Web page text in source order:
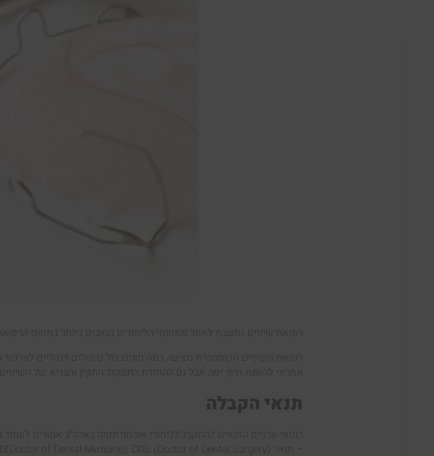
רפואת שיניים נחשבת לאחד מתחומי הלימודים הטובים ביותר בתחום
רפואת השיניים הקוסמטית מציעה כמה סוגים של טיפולים דנטליים לשיפור
אחראי להשגת חיוך יפה אבל גם להחזרת התפקוד התקין והבריא של
תנאי הקבלה
רופאי שיניים הזכאים להתקבל ללימודי אורתודונטיה בארה״ב אמורים
תואר DMD(Doctor of Dental Medicine), DDS (Doctor of Dental Surgery) או תואר שווה ערך.